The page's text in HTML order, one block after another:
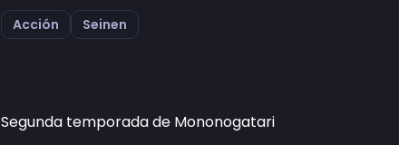
Acción Seinen
Segunda temporada de Mononogatari